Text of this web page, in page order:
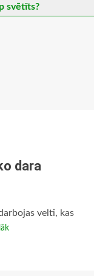
svētīts?
dara
velti, kas